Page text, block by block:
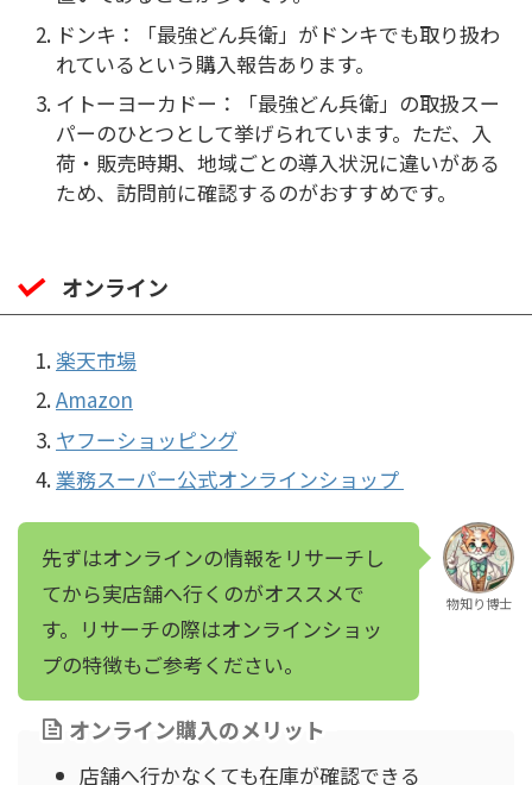
ドンキ：「最強どん兵衛」がドンキでも取り扱わ
れているという購入報告あります。
イトーヨーカドー：「最強どん兵衛」の取扱スー
パーのひとつとして挙げられています。ただ、入
荷・販売時期、地域ごとの導入状況に違いがある
ため、訪問前に確認するのがおすすめです。
オンライン
楽天市場
Amazon
ヤフーショッピング
業務スーパー公式オンラインショップ
先ずはオンラインの情報をリサーチし
てから実店舗へ行くのがオススメで
す。リサーチの際はオンラインショッ
プの特徴もご参考ください。
物知り博士
オンライン購入のメリット
店舗へ行かなくても在庫が確認できる